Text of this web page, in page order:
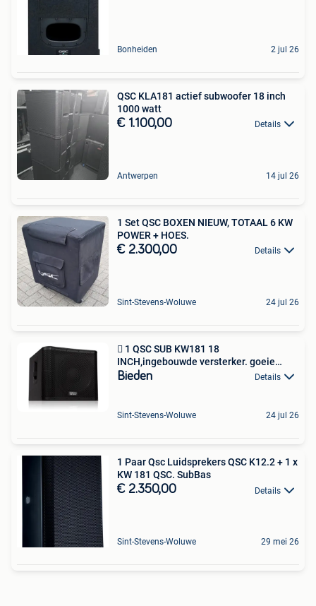
Bonheiden 2 jul 26
QSC KLA181 actief subwoofer 18 inch
1000 watt
€ 1.100,00 Details
Antwerpen 14 jul 26
1 Set QSC BOXEN NIEUW, TOTAAL 6 KW
POWER + HOES.
€ 2.300,00 Details
Sint-Stevens-Woluwe 24 jul 26
 1 QSC SUB KW181 18
INCH,ingebouwde versterker. goeie
staat
Bieden Details
Sint-Stevens-Woluwe 24 jul 26
1 Paar Qsc Luidsprekers QSC K12.2 + 1 x
KW 181 QSC. SubBas
€ 2.350,00 Details
Sint-Stevens-Woluwe 29 mei 26